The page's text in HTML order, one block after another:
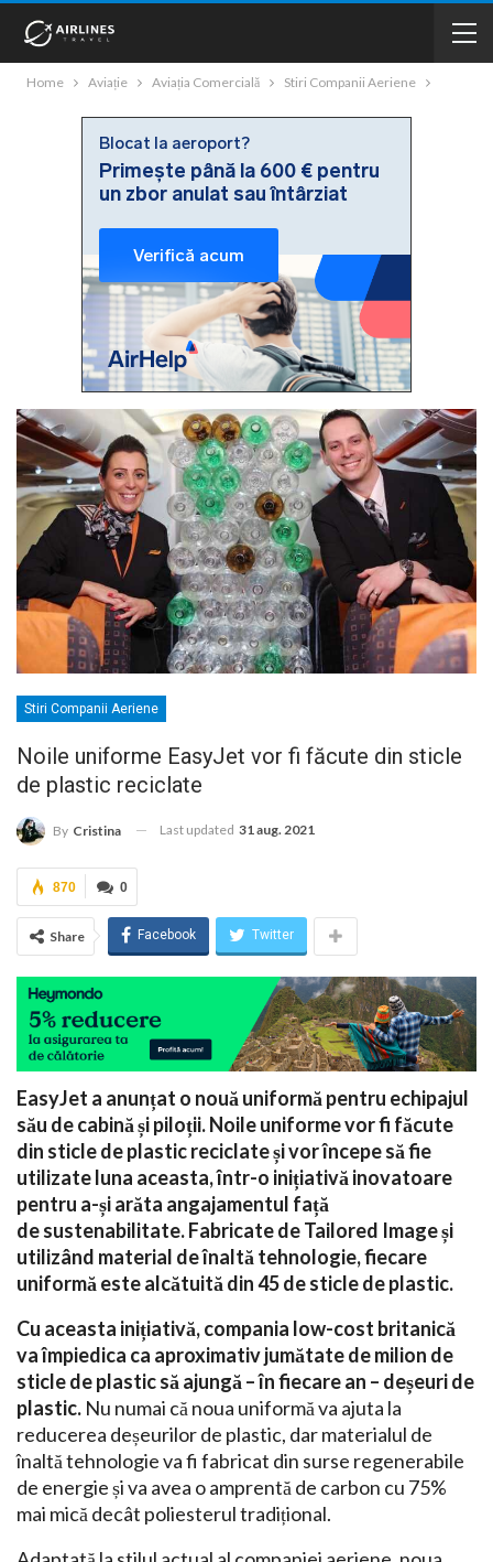
Home Aviație Aviația Comercială Stiri Companii Aeriene
Stiri Companii Aeriene
Noile uniforme EasyJet vor fi făcute din sticle
de plastic reciclate
By Cristina Last updated 31 aug. 2021
0
870
Share Facebook Twitter
EasyJet a anunțat o nouă uniformă pentru echipajul
său de cabină și piloții. Noile uniforme vor fi făcute
din sticle de plastic reciclate și vor începe să fie
utilizate luna aceasta, într-o inițiativă inovatoare
pentru a-și arăta angajamentul față
de sustenabilitate. Fabricate de Tailored Image și
utilizând material de înaltă tehnologie, fiecare
uniformă este alcătuită din 45 de sticle de plastic.
Cu aceasta inițiativă, compania low-cost britanică
va împiedica ca aproximativ jumătate de milion de
sticle de plastic să ajungă – în fiecare an – deșeuri de
plastic. Nu numai că noua uniformă va ajuta la
reducerea deșeurilor de plastic, dar materialul de
înaltă tehnologie va fi fabricat din surse regenerabile
de energie și va avea o amprentă de carbon cu 75%
mai mică decât poliesterul tradițional.